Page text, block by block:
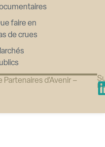
faire en
de crues
Partenaires d’Avenir –